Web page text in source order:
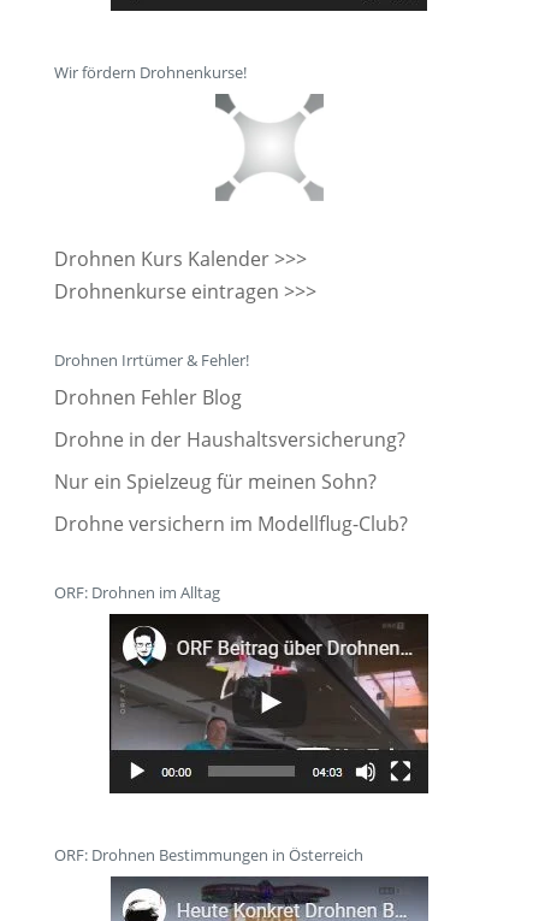
Wir fördern Drohnenkurse!
Drohnen Kurs Kalender >>>
Drohnenkurse eintragen >>>
Drohnen Irrtümer & Fehler!
Drohnen Fehler Blog
Drohne in der Haushaltsversicherung?
Nur ein Spielzeug für meinen Sohn?
Drohne versichern im Modellflug-Club?
ORF: Drohnen im Alltag
ORF: Drohnen Bestimmungen in Österreich